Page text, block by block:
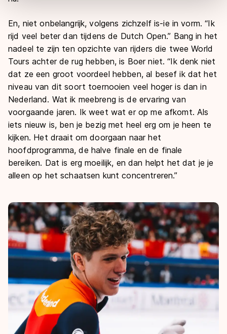
En, niet onbelangrijk, volgens zichzelf is-ie in vorm. “Ik
rijd veel beter dan tijdens de Dutch Open.” Bang in het
nadeel te zijn ten opzichte van rijders die twee World
Tours achter de rug hebben, is Boer niet. “Ik denk niet
dat ze een groot voordeel hebben, al besef ik dat het
niveau van dit soort toernooien veel hoger is dan in
Nederland. Wat ik meebreng is de ervaring van
voorgaande jaren. Ik weet wat er op me afkomt. Als
iets nieuw is, ben je bezig met heel erg om je heen te
kijken. Het draait om doorgaan naar het
hoofdprogramma, de halve finale en de finale
bereiken. Dat is erg moeilijk, en dan helpt het dat je je
alleen op het schaatsen kunt concentreren.”